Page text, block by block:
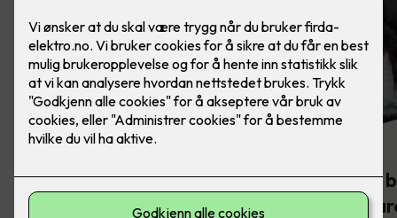
Komfyrvakt -
brannsikkerhet på
Slik sikrer du
mot